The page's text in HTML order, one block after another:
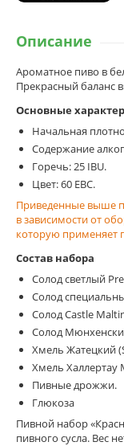
Описание
Ароматное пиво в
Прекрасный баланс
Основные
Начальная
Содержание
Горечь: 25 IBU.
Цвет: 60 EBC.
Приведенные выше
в зависимости от
которую применяет
Состав набора
Солод светлый
Солод
Солод Castle
Солод
Хмель Жатецкий
Хмель
Пивные дрожжи.
Глюкоза
Пивной набор
пивного сусла. Вес